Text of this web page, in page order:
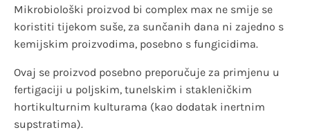
Mikrobiološki proizvod bi complex max ne smije se
koristiti tijekom suše, za sunčanih dana ni zajedno s
kemijskim proizvodima, posebno s fungicidima.
Ovaj se proizvod posebno preporučuje za primjenu u
fertigaciji u poljskim, tunelskim i stakleničkim
hortikulturnim kulturama (kao dodatak inertnim
supstratima).